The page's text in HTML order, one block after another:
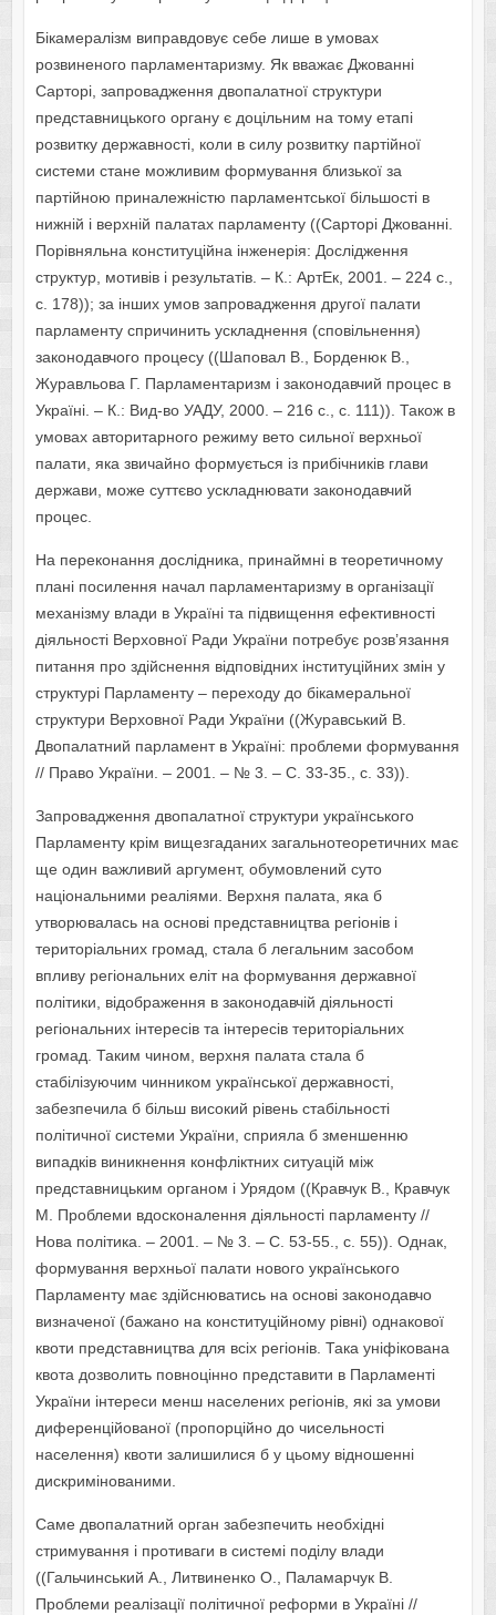
Бікамералізм виправдовує себе лише в умовах
розвиненого парламентаризму. Як вважає Джованні
Сарторі, запровадження двопалатної структури
представницького органу є доцільним на тому етапі
розвитку державності, коли в силу розвитку партійної
системи стане можливим формування близької за
партійною приналежністю парламентської більшості в
нижній і верхній палатах парламенту ((Сарторі Джованні.
Порівняльна конституційна інженерія: Дослідження
структур, мотивів і результатів. – К.: АртЕк, 2001. – 224 с.,
с. 178)); за інших умов запровадження другої палати
парламенту спричинить ускладнення (сповільнення)
законодавчого процесу ((Шаповал В., Борденюк В.,
Журавльова Г. Парламентаризм і законодавчий процес в
Україні. – К.: Вид-во УАДУ, 2000. – 216 с., с. 111)). Також в
умовах авторитарного режиму вето сильної верхньої
палати, яка звичайно формується із прибічників глави
держави, може суттєво ускладнювати законодавчий
процес.
На переконання дослідника, принаймні в теоретичному
плані посилення начал парламентаризму в організації
механізму влади в Україні та підвищення ефективності
діяльності Верховної Ради України потребує розв’язання
питання про здійснення відповідних інституційних змін у
структурі Парламенту – переходу до бікамеральної
структури Верховної Ради України ((Журавський В.
Двопалатний парламент в Україні: проблеми формування
// Право України. – 2001. – № 3. – С. 33-35., с. 33)).
Запровадження двопалатної структури українського
Парламенту крім вищезгаданих загальнотеоретичних має
ще один важливий аргумент, обумовлений суто
національними реаліями. Верхня палата, яка б
утворювалась на основі представництва регіонів і
територіальних громад, стала б легальним засобом
впливу регіональних еліт на формування державної
політики, відображення в законодавчій діяльності
регіональних інтересів та інтересів територіальних
громад. Таким чином, верхня палата стала б
стабілізуючим чинником української державності,
забезпечила б більш високий рівень стабільності
політичної системи України, сприяла б зменшенню
випадків виникнення конфліктних ситуацій між
представницьким органом і Урядом ((Кравчук В., Кравчук
М. Проблеми вдосконалення діяльності парламенту //
Нова політика. – 2001. – № 3. – С. 53-55., с. 55)). Однак,
формування верхньої палати нового українського
Парламенту має здійснюватись на основі законодавчо
визначеної (бажано на конституційному рівні) однакової
квоти представництва для всіх регіонів. Така уніфікована
квота дозволить повноцінно представити в Парламенті
України інтереси менш населених регіонів, які за умови
диференційованої (пропорційно до чисельності
населення) квоти залишилися б у цьому відношенні
дискримінованими.
Саме двопалатний орган забезпечить необхідні
стримування і противаги в системі поділу влади
((Гальчинський А., Литвиненко О., Паламарчук В.
Проблеми реалізації політичної реформи в Україні //